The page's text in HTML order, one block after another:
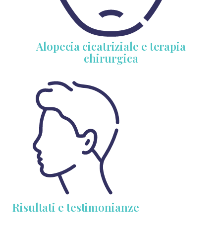
Alopecia cicatriziale e terapia
chirurgica
Risultati e testimonianze